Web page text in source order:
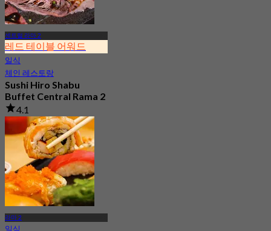
센트럴 라마 2
레드 테이블 어워드
일식
체인 레스토랑
Sushi Hiro Shabu
Buffet Central Rama 2
4.1
116 예약됨
에서฿ 941
라마 2
일식